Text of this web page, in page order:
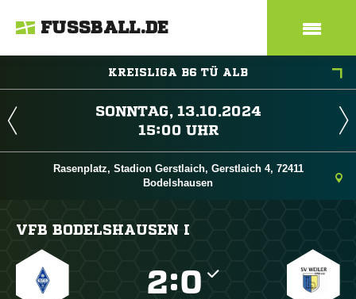
FUSSBALL.DE
KREISLIGA B6 TÜ ALB
 
 
Rasenplatz, Stadion Gerstlaich, Gerstlaich 4, 72411
Bodelshausen
VFB BODELSHAUSEN I
: